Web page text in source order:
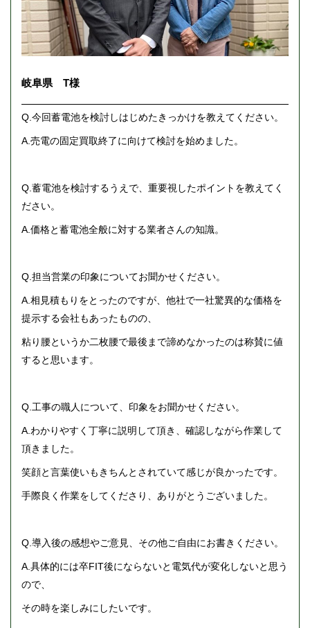
岐阜県 T様
Q.今回蓄電池を検討しはじめたきっかけを教えてください。
A.売電の固定買取終了に向けて検討を始めました。
Q.蓄電池を検討するうえで、重要視したポイントを教えてく
ださい。
A.価格と蓄電池全般に対する業者さんの知識。
Q.担当営業の印象についてお聞かせください。
A.相見積もりをとったのですが、他社で一社驚異的な価格を
提示する会社もあったものの、
粘り腰というか二枚腰で最後まで諦めなかったのは称賛に値
すると思います。
Q.工事の職人について、印象をお聞かせください。
A.わかりやすく丁寧に説明して頂き、確認しながら作業して
頂きました。
笑顔と言葉使いもきちんとされていて感じが良かったです。
手際良く作業をしてくださり、ありがとうございました。
Q.導入後の感想やご意見、その他ご自由にお書きください。
A.具体的には卒FIT後にならないと電気代が変化しないと思う
ので、
その時を楽しみにしたいです。